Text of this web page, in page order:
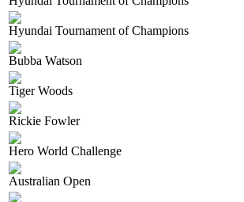
Hyundai Tournament of Champions
Bubba Watson
Tiger Woods
Rickie Fowler
Hero World Challenge
Australian Open